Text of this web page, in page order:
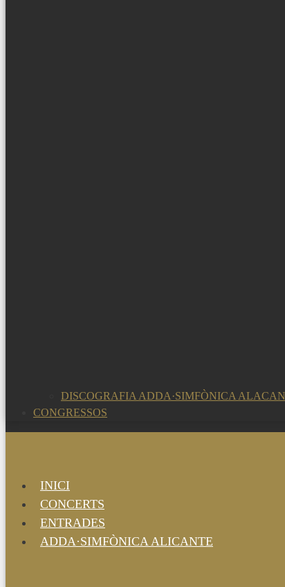
DISCOGRAFIA ADDA·SIMFÒNICA
CONGRESSOS
INICI
CONCERTS
ENTRADES
ADDA·SIMFÒNICA ALICANTE